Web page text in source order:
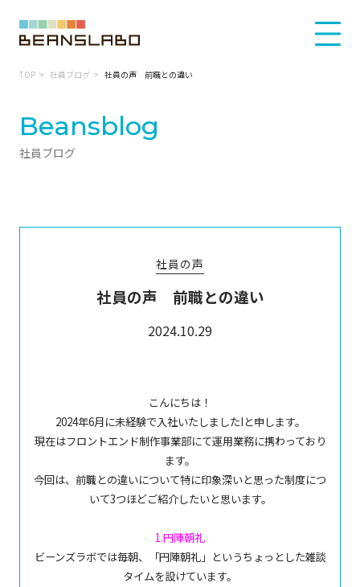
TOP 社員ブログ 社員の声 前職との違い
Beansblog
社員ブログ
社員の声
社員の声 前職との違い
2024.10.29
こんにちは！
2024年6月に未経験で入社いたしましたIと申します。
現在はフロントエンド制作事業部にて運用業務に携わっており
ます。
今回は、前職との違いについて特に印象深いと思った制度につ
いて3つほどご紹介したいと思います。
1.円陣朝礼
ビーンズラボでは毎朝、「円陣朝礼」というちょっとした雑談
タイムを設けています。